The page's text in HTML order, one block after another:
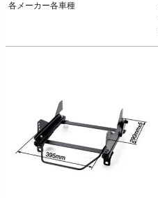
各メーカー各車種
各メーカー各車種